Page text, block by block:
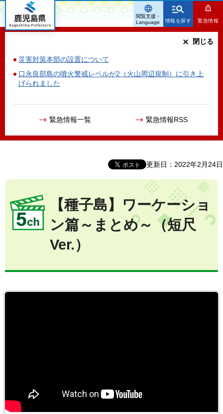
鹿児島県
情報を探す 緊急情報
災害対策本部の設置について
口永良部島の噴火警戒レベルが2（火山周辺規制）に引き上
げられました
緊急情報一覧 緊急情報RSS
閉じる
閲覧支援・
Language
更新日：2022年2月24日
【種子島】ワーケーショ
ン篇～まとめ～（短尺
Ver.）